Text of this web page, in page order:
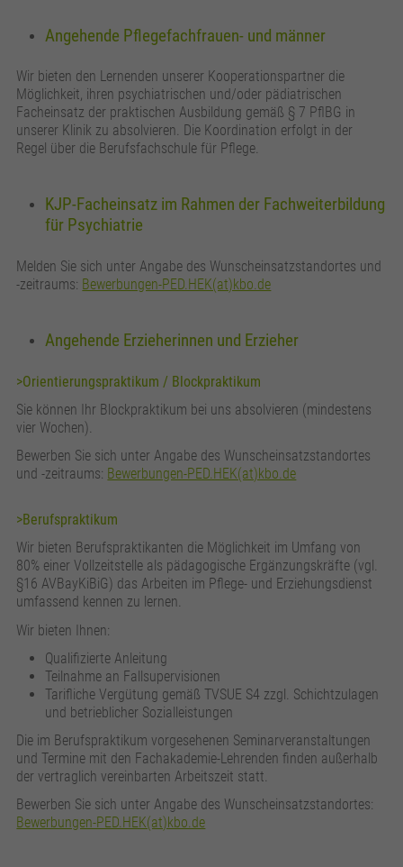
Angehende Pflegefachfrauen- und männer
Wir bieten den Lernenden unserer Kooperationspartner die
Möglichkeit, ihren psychiatrischen und/oder pädiatrischen
Facheinsatz der praktischen Ausbildung gemäß § 7 PflBG in
unserer Klinik zu absolvieren. Die Koordination erfolgt in der
Regel über die Berufsfachschule für Pflege.
KJP-Facheinsatz im Rahmen der Fachweiterbildung
für Psychiatrie
Melden Sie sich unter Angabe des Wunscheinsatzstandortes und
-zeitraums: Bewerbungen-PED.HEK(at)kbo.de
Angehende Erzieherinnen und Erzieher
>Orientierungspraktikum / Blockpraktikum
Sie können Ihr Blockpraktikum bei uns absolvieren (mindestens
vier Wochen).
Bewerben Sie sich unter Angabe des Wunscheinsatzstandortes
und -zeitraums: Bewerbungen-PED.HEK(at)kbo.de
>Berufspraktikum
Wir bieten Berufspraktikanten die Möglichkeit im Umfang von
80% einer Vollzeitstelle als pädagogische Ergänzungskräfte (vgl.
§16 AVBayKiBiG) das Arbeiten im Pflege- und Erziehungsdienst
umfassend kennen zu lernen.
Wir bieten Ihnen:
Qualifizierte Anleitung
Teilnahme an Fallsupervisionen
Tarifliche Vergütung gemäß TVSUE S4 zzgl. Schichtzulagen
und betrieblicher Sozialleistungen
Die im Berufspraktikum vorgesehenen Seminarveranstaltungen
und Termine mit den Fachakademie-Lehrenden finden außerhalb
der vertraglich vereinbarten Arbeitszeit statt.
Bewerben Sie sich unter Angabe des Wunscheinsatzstandortes:
Bewerbungen-PED.HEK(at)kbo.de
Laufzeit 24 Stunden
Zweck
Wird zur Unterscheidung von Benutzern
verwendet.
Anbieter Google Analytics
Wird verwendet, um die Anforderungsrate zu